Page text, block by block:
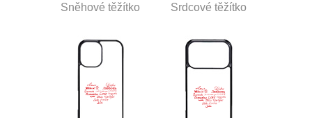
Sněhové těžítko Srdcové těžítko